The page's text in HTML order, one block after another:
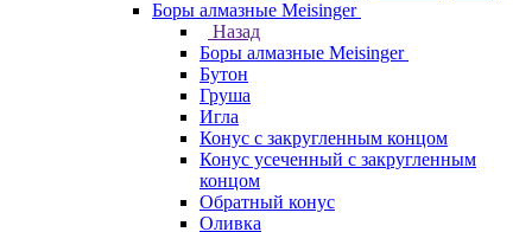
Боры алмазные Meisinger
Назад
Боры алмазные Meisinger
Бутон
Груша
Игла
Конус c закругленным концом
Конус усеченный c закругленным
концом
Обратный конус
Оливка